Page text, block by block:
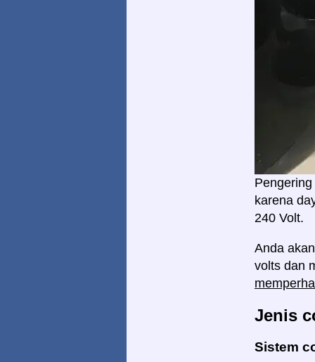
karena
240 Volt.
Anda
volts dan
Jenis
Sistem